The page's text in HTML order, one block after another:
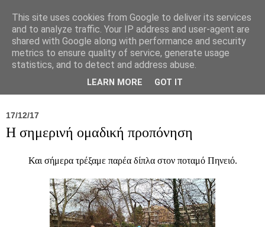
Σύλλογος Ιπποκράτειος
17/12/17
Η σημερινή ομαδική προπόνηση
Και σήμερα τρέξαμε παρέα δίπλα στον ποταμό Πηνειό.
This site uses cookies from Google to deliver its services
and to analyze traffic. Your IP address and user-agent are
shared with Google along with performance and security
metrics to ensure quality of service, generate usage
statistics, and to detect and address abuse.
LEARN MORE GOT IT